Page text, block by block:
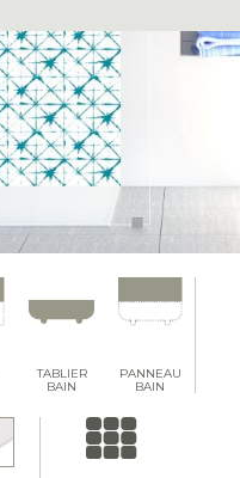
TABLIER
BAIN
PANNEAU
BAIN